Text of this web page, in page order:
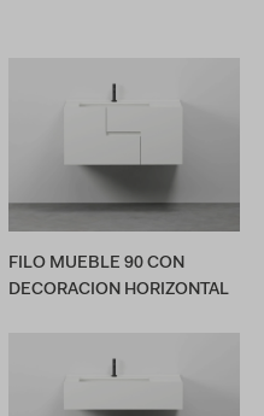
FILO MUEBLE 90 CON
DECORACION HORIZONTAL